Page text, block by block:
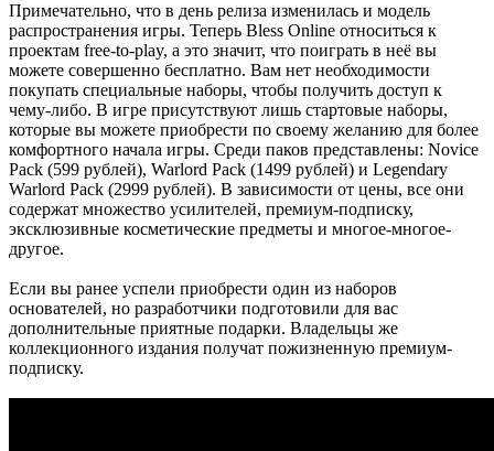
Примечательно, что в день релиза изменилась и модель
распространения игры. Теперь Bless Online относиться к
проектам free-to-play, а это значит, что поиграть в неё вы
можете совершенно бесплатно. Вам нет необходимости
покупать специальные наборы, чтобы получить доступ к
чему-либо. В игре присутствуют лишь стартовые наборы,
которые вы можете приобрести по своему желанию для более
комфортного начала игры. Среди паков представлены: Novice
Pack (599 рублей), Warlord Pack (1499 рублей) и Legendary
Warlord Pack (2999 рублей). В зависимости от цены, все они
содержат множество усилителей, премиум-подписку,
эксклюзивные косметические предметы и многое-многое-
другое.
Если вы ранее успели приобрести один из наборов
основателей, но разработчики подготовили для вас
дополнительные приятные подарки. Владельцы же
коллекционного издания получат пожизненную премиум-
подписку.